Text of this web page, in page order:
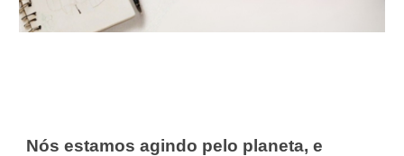
Nós estamos agindo pelo planeta, e